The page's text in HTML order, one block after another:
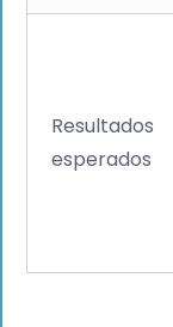
Resultados
esperados